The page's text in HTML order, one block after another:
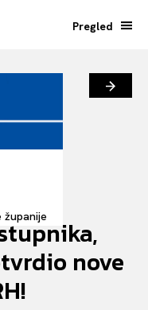
Pregled
županije
nove